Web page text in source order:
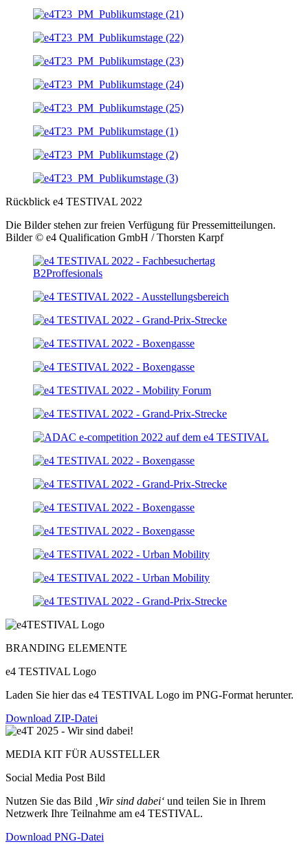
Rückblick e4 TESTIVAL 2022
Die Bilder stehen zur freien Verfügung für Pressemitteilungen.
Bilder © e4 Qualification GmbH / Thorsten Karpf
BRANDING ELEMENTE
e4 TESTIVAL Logo
Laden Sie hier das e4 TESTIVAL Logo im PNG-Format herunter.
Download ZIP-Datei
MEDIA KIT FÜR AUSSTELLER
Social Media Post Bild
Nutzen Sie das Bild ‚Wir sind dabei‘ und teilen Sie in Ihrem
Netzwerk Ihre Teilnahme am e4 TESTIVAL.
Download PNG-Datei